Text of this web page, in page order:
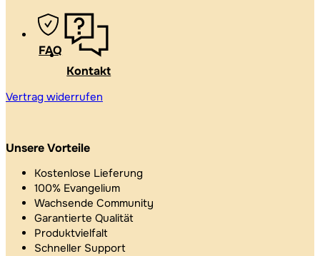
FAQ
Kontakt
Vertrag widerrufen
Unsere Vorteile
Kostenlose Lieferung
100% Evangelium
Wachsende Community
Garantierte Qualität
Produktvielfalt
Schneller Support